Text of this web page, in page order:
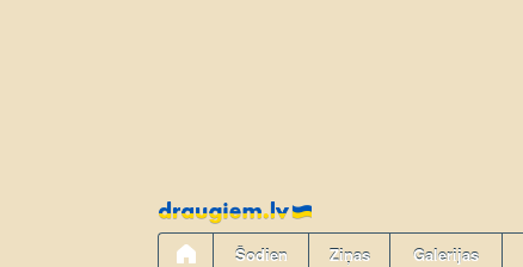
Pāriet
uz
saturu
Šodien Ziņas Galerijas